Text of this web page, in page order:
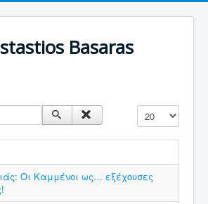
Basaras
Display #
Οι Καμμένοι ως… εξέχουσες